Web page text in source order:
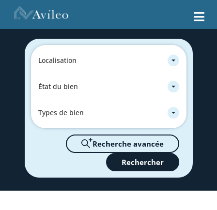
Localisation
État du bien
Types de bien
Recherche avancée
Rechercher